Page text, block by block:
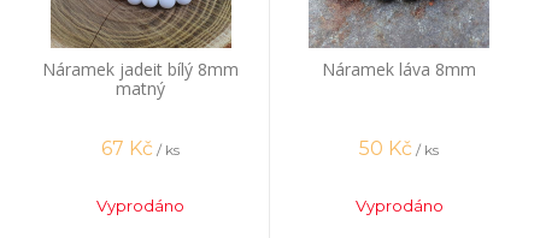
Náramek jadeit bílý 8mm
matný
67 Kč / ks
Vyprodáno
Náramek láva 8mm
50 Kč / ks
Vyprodáno